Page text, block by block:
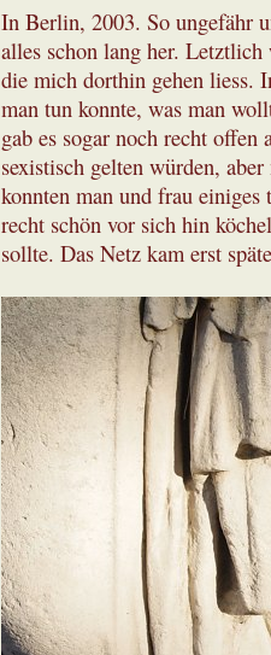
In Berlin, 2003. So ungefähr
alles schon lang her. Letztlich
die mich dorthin gehen liess.
man tun konnte, was man
gab es sogar noch recht
sexistisch gelten würden,
konnten man und frau
recht schön vor sich hin
sollte. Das Netz kam erst